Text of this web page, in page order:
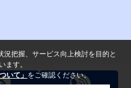
把握、サービス向上検討を目的と
ます。
いて」 をご確認ください。